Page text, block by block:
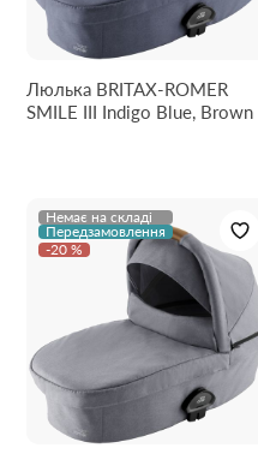
Люлька BRITAX-ROMER
SMILE III Indigo Blue, Brown
Немає на складі
Передзамовлення
-20 %